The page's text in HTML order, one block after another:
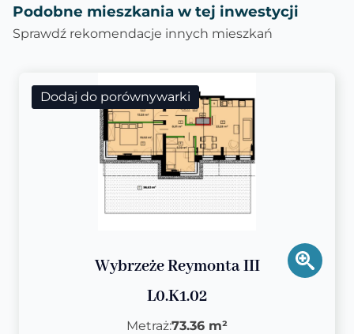
Podobne mieszkania w tej inwestycji
Sprawdź rekomendacje innych mieszkań
Dodaj do porównywarki
Wybrzeże Reymonta III
L0.K1.02
Metraż:73.36 m²